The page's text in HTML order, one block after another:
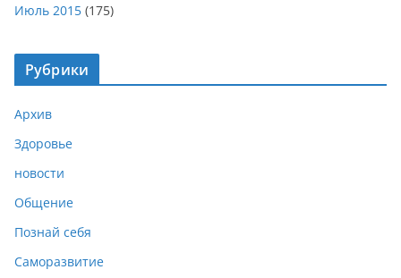
Июль 2015 (175)
Рубрики
Архив
Здоровье
новости
Общение
Познай себя
Саморазвитие